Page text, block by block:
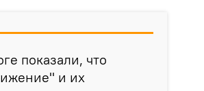
показали, что
и их